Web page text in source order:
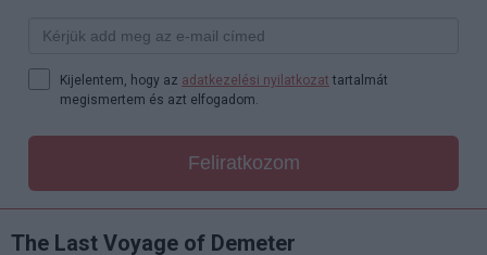
Kijelentem, hogy az adatkezelési nyilatkozat tartalmát
megismertem és azt elfogadom.
Feliratkozom
The Last Voyage of Demeter